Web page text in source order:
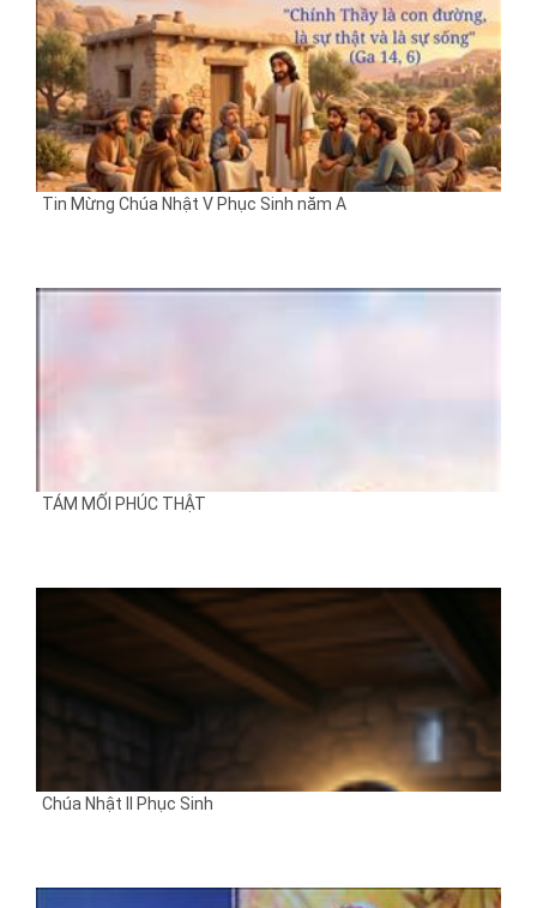
Tin Mừng Chúa Nhật V Phục Sinh năm A
TÁM MỐI PHÚC THẬT
Chúa Nhật II Phục Sinh